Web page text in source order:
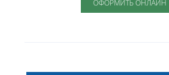
ОФОРМИТЬ ОНЛАЙН